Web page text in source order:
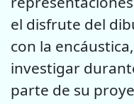
el disfrute del
con la
investigar
parte de su